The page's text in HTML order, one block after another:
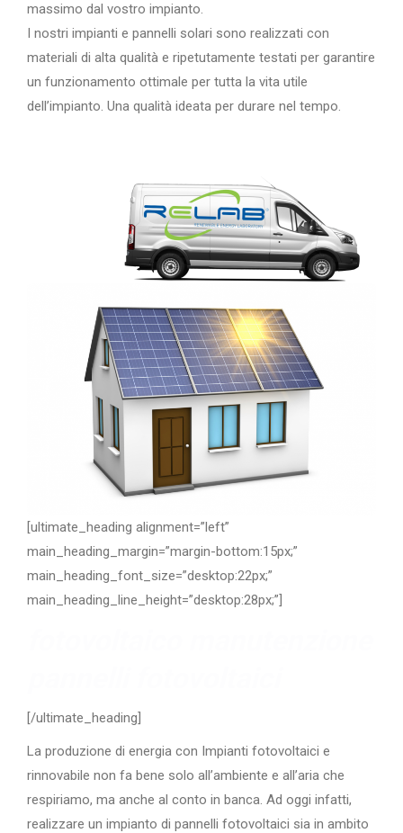
massimo dal vostro impianto.
I nostri impianti e pannelli solari sono realizzati con
materiali di alta qualità e ripetutamente testati per garantire
un funzionamento ottimale per tutta la vita utile
dell’impianto. Una qualità ideata per durare nel tempo.
[ultimate_heading alignment=”left”
main_heading_margin=”margin-bottom:15px;”
main_heading_font_size=”desktop:22px;”
main_heading_line_height=”desktop:28px;”]
[/ultimate_heading]
La produzione di energia con Impianti fotovoltaici e
rinnovabile non fa bene solo all’ambiente e all’aria che
respiriamo, ma anche al conto in banca. Ad oggi infatti,
realizzare un impianto di pannelli fotovoltaici sia in ambito